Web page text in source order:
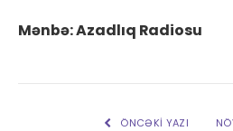
Mənbə: Azadlıq Radiosu
ÖNCƏKI YAZI